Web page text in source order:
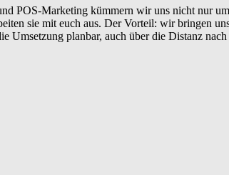
POS-Marketing kümmern wir uns nicht nur
sie mit euch aus. Der Vorteil: wir bringen
Umsetzung planbar, auch über die Distanz